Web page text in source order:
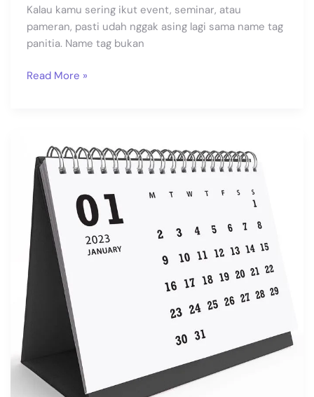
Kalau kamu sering ikut event, seminar, atau
pameran, pasti udah nggak asing lagi sama name tag
panitia. Name tag bukan
Read More »
Kegunaan
Kalender
untuk
Bisnis
yang
Wajib
Kamu
Tahu